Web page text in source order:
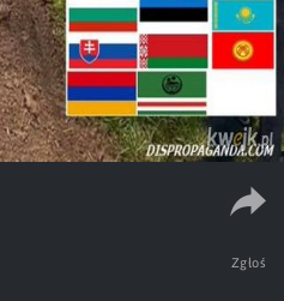
Zgłoś